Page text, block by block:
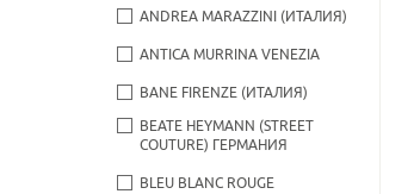
ANDREA MARAZZINI (ИТАЛИЯ)
ANTICA MURRINA VENEZIA
BANE FIRENZE (ИТАЛИЯ)
BEATE НEYMANN (STREET
COUTURE) ГЕРМАНИЯ
BLEU BLANC ROUGE